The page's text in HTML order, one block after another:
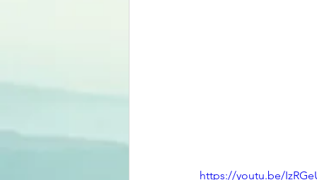
https://youtu.be/